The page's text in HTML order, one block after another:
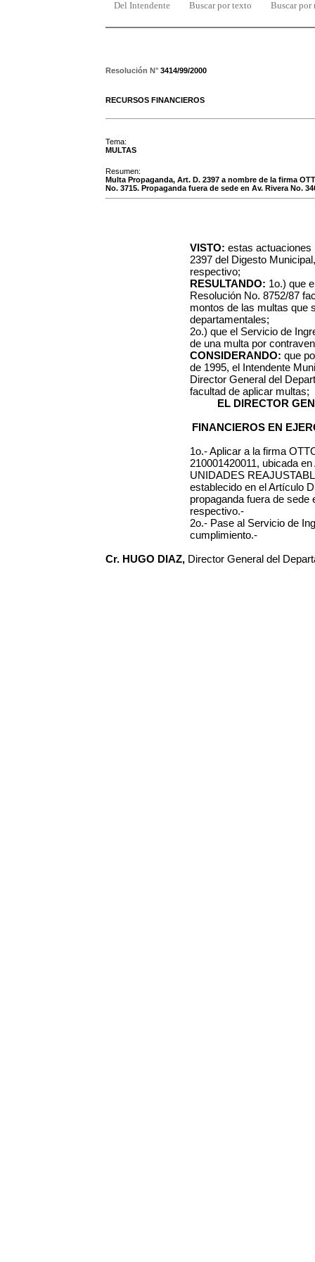
Del Intendente Buscar por texto Buscar por
Resolución N° 3414/99/2000
RECURSOS FINANCIEROS
Tema:
MULTAS
Resumen:
Multa Propaganda, Art. D. 2397 a nombre de la firma
No. 3715. Propaganda fuera de sede en Av. Rivera No.
VISTO: estas actuaciones
2397 del Digesto
respectivo;
RESULTANDO: 1o.) que
Resolución No. 8752/87
montos de las multas que
departamentales;
2o.) que el Servicio de
de una multa por
CONSIDERANDO: que
de 1995, el Intendente
Director General del
facultad de aplicar multas;
EL DIRECTOR
FINANCIEROS EN
1o.- Aplicar a la firma
210001420011, ubicada en
UNIDADES
establecido en el Artículo
propaganda fuera de sede
respectivo.-
2o.- Pase al Servicio de
cumplimiento.-
Cr. HUGO DIAZ, Director General del